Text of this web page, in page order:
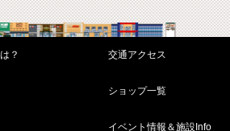
？ 交通アクセス
ショップ一覧
イベント情報＆施設Info